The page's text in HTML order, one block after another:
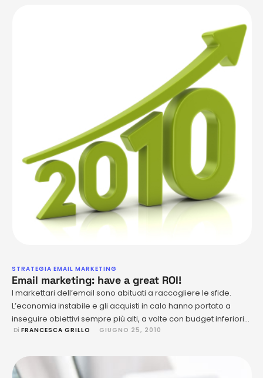
STRATEGIA EMAIL MARKETING
Email marketing: have a great ROI!
I markettari dell’email sono abituati a raccogliere le sfide.
L’economia instabile e gli acquisti in calo hanno portato a
inseguire obiettivi sempre più alti, a volte con budget inferiori
agli standard per compensare i deficit. Ciò nonostante l’email
in meglio. Lo dimostra, tra gli altri, la ricerca …
Di FRANCESCA GRILLO GIUGNO 25, 2010